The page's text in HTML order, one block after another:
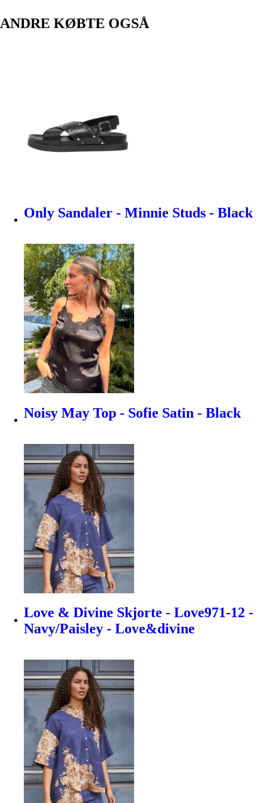
ANDRE KØBTE OGSÅ
Only Sandaler - Minnie Studs - Black
Noisy May Top - Sofie Satin - Black
Love & Divine Skjorte - Love971-12 -
Navy/Paisley - Love&divine